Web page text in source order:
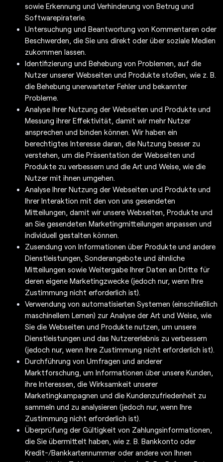
sowie Erkennung und Verhinderung von Betrug und
Softwarepiraterie.
Untersuchung und Beantwortung von Kommentaren oder
Beschwerden, die Sie uns direkt oder über soziale Medien
zukommen lassen.
Identifizierung und Behebung von Problemen, auf die
Nutzer unserer Webseiten und Produkte stoßen, wie z. B.
die Behebung unerwarteter Fehler und bekannter
Probleme.
Analyse Ihrer Nutzung der Webseiten und Produkte und
Messung ihrer Effektivität, damit wir mehr Nutzer
ansprechen und binden können. Wir haben ein
berechtigtes Interesse daran, die Nutzung besser zu
verstehen, um die Präsentation der Webseiten und
Produkte zu verbessern und die Art und Weise, wie die
Nutzer mit ihnen umgehen.
Analyse Ihrer Nutzung der Webseiten und Produkte und
Ihrer Interaktion mit den von uns gesendeten
Mitteilungen, damit wir unsere Webseiten, Produkte und
an Sie gesendeten Marketingmitteilungen anpassen und
individuell gestalten können.
Zusendung von Informationen über Produkte und andere
Dienstleistungen, Sonderangebote und ähnliche
Mitteilungen sowie Weitergabe Ihrer Daten an Dritte für
deren eigene Marketingzwecke (jedoch nur, wenn Ihre
Zustimmung nicht erforderlich ist).
Verwendung von automatisierten Systemen (einschließlich
maschinellem Lernen) zur Analyse der Art und Weise, wie
Sie die Webseiten und Produkte nutzen, um unsere
Dienstleistungen und das Nutzererlebnis zu verbessern
(jedoch nur, wenn Ihre Zustimmung nicht erforderlich ist).
Durchführung von Umfragen und anderer
Marktforschung, um Informationen über unsere Kunden,
ihre Interessen, die Wirksamkeit unserer
Marketingkampagnen und die Kundenzufriedenheit zu
sammeln und zu analysieren (jedoch nur, wenn Ihre
Zustimmung nicht erforderlich ist).
Überprüfung der Gültigkeit von Zahlungsinformationen,
die Sie übermittelt haben, wie z. B. Bankkonto oder
Kredit-/Bankkartennummer oder andere von Ihnen